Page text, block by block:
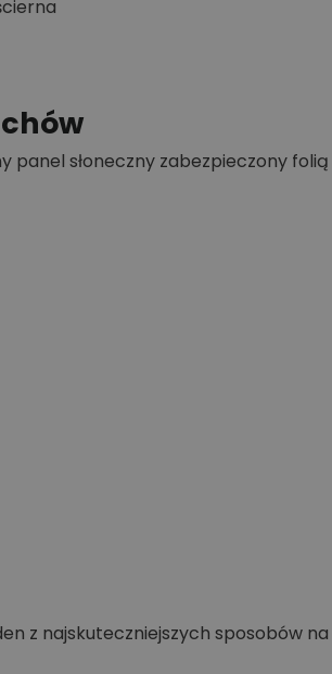
z najskuteczniejszych sposobów